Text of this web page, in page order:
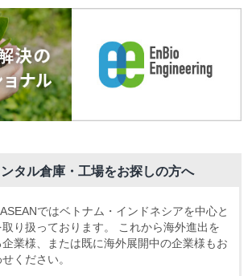
タル倉庫・工場をお探しの方へ
ではベトナム・インドネシアを中心と
り扱っております。
これから海外進出を
業様、または既に海外展開中の企業様もお
ください。